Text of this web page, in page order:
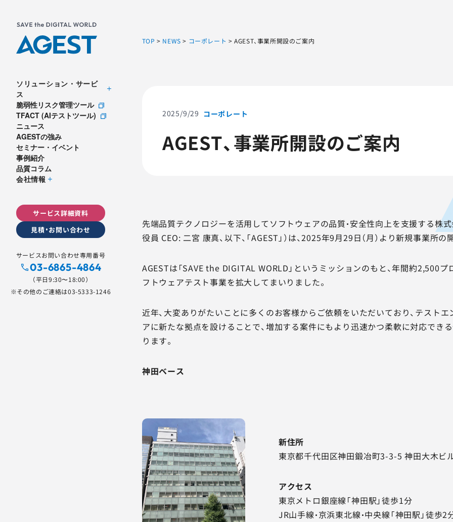
ソリューション・サービ
ス
脆弱性リスク管理ツール
TFACT (AIテストツール)
ニュース
AGESTの強み
セミナー・イベント
事例紹介
品質コラム
会社情報
サービス詳細資料
見積・お問い合わせ
サービスお問い合わせ専用番号
03-6865-4864
（平日9:30〜18:00）
※その他のご連絡は03-5333-1246
TOP > NEWS > コーポレート >AGEST、事業所開設のご案内
2025/9/29 コーポレート
AGEST、事業所開設のご案内
先端品質テクノロジーを活用してソフトウェアの品質・安全性向上を支援する株
役員 CEO: 二宮 康真、以下、「AGEST」）は、2025年9月29日（月）より新規事業
AGESTは「SAVE the DIGITAL WORLD」というミッションのもと、年間約2,500
フトウェアテスト事業を拡大してまいりました。
近年、大変ありがたいことに多くのお客様からご依頼をいただいており、テスト
アに新たな拠点を設けることで、増加する案件にもより迅速かつ柔軟に対応でき
ります。
神田ベース
新住所
東京都千代田区神田鍛冶町3-3-5 神田大木ビ
アクセス
東京メトロ銀座線「神田駅」徒歩1分
JR山手線・京浜東北線・中央線「神田駅」徒歩2